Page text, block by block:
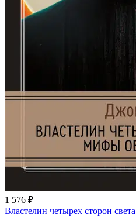
1 576 ₽
Властелин четырех сторон